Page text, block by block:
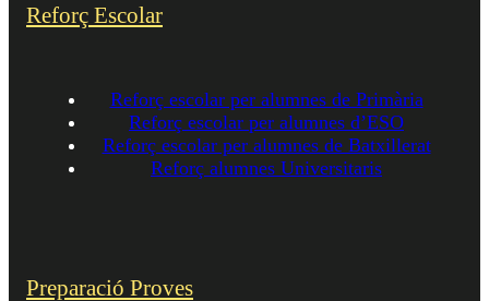
Reforç Escolar
Reforç escolar per alumnes de Primària
Reforç escolar per alumnes d’ESO
Reforç escolar per alumnes de Batxillerat
Reforç alumnes Universitaris
Preparació Proves